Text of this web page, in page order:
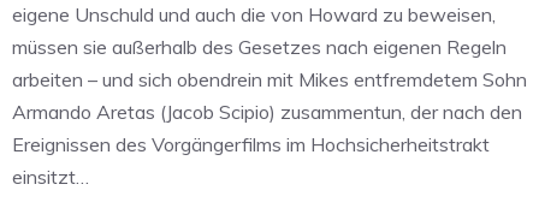
eigene Unschuld und auch die von Howard zu beweisen,
müssen sie außerhalb des Gesetzes nach eigenen Regeln
arbeiten – und sich obendrein mit Mikes entfremdetem Sohn
Armando Aretas (Jacob Scipio) zusammentun, der nach den
Ereignissen des Vorgängerfilms im Hochsicherheitstrakt
einsitzt…